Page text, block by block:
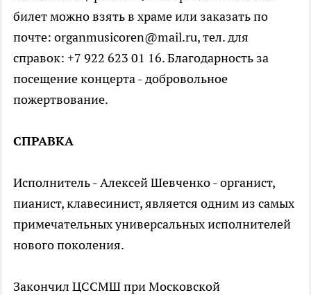
билет можно взять в храме или заказать по
почте: organmusicoren@mail.ru, тел. для
справок: +7 922 623 01 16. Благодарность за
посещение концерта - добровольное
пожертвование.
СПРАВКА
Исполнитель - Алексей Шевченко - органист,
пианист, клавесинист, является одним из самых
примечательных универсальных исполнителей
нового поколения.
Закончил ЦССМШ при Московской